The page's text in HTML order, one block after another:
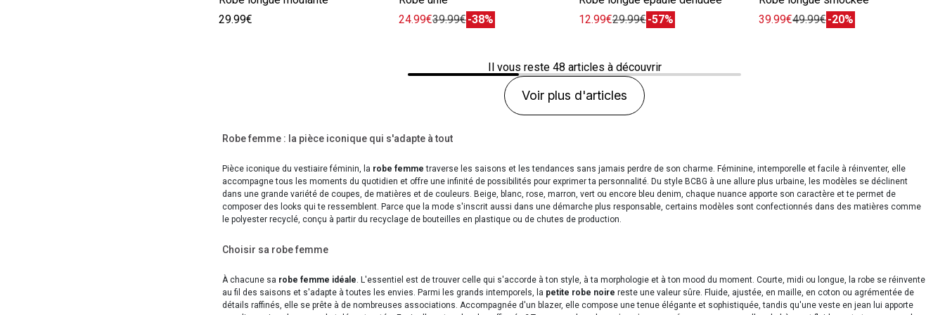
29.99€
24.99€39.99€-38%
12.99€29.99€-57%
39.99€49.99€-20%
Il vous reste 48 articles à découvrir
Voir plus d'articles
Robe femme : la pièce iconique qui s'adapte à tout
Pièce iconique du vestiaire féminin, la robe femme traverse les saisons et les tendances sans jamais perdre de son charme. Féminine, intemporelle et facile à réinventer, elle
accompagne tous les moments du quotidien et offre une infinité de possibilités pour exprimer ta personnalité. Du style BCBG à une allure plus urbaine, les modèles se déclinent
dans une grande variété de coupes, de matières et de couleurs. Beige, blanc, rose, marron, vert ou encore bleu denim, chaque nuance apporte son caractère et te permet de
composer des looks qui te ressemblent. Parce que la mode s'inscrit aussi dans une démarche plus responsable, certains modèles sont confectionnés dans des matières comme
le polyester recyclé, conçu à partir du recyclage de bouteilles en plastique ou de chutes de production.
Choisir sa robe femme
À chacune sa robe femme idéale. L'essentiel est de trouver celle qui s'accorde à ton style, à ta morphologie et à ton mood du moment. Courte, midi ou longue, la robe se réinvente
au fil des saisons et s'adapte à toutes les envies. Parmi les grands intemporels, la petite robe noire reste une valeur sûre. Fluide, ajustée, en maille, en coton ou agrémentée de
détails raffinés, elle se prête à de nombreuses associations. Accompagnée d'un blazer, elle compose une tenue élégante et sophistiquée, tandis qu'une veste en jean lui apporte